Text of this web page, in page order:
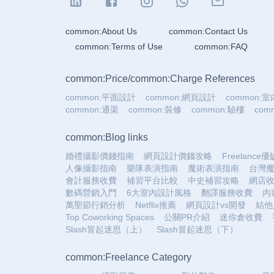
common:About Us
common:Contact Us
common:Terms of Use
common:FAQ
common:Price/common:Charge References
common:平面設計 common:網頁設計
common:室
common:通渠
common:裝修 common:驗樓
common:Blog links
婚禮攝影價錢指南 網頁設計價錢攻略
Freelance優
人像攝影指南
樂隊表演指南 魔術表演指南
台灣
會計服務收費
補習平台比較 中史補習攻略
網店
數碼營銷入門
6大室內設計風格 翻譯服務收費
內
萬聖節行銷分析
Netflix推薦 網頁設計vs開發
結
Top Coworking Spaces
公關PR介紹 迷你倉收費
Slash冒起迷思（上）
Slash冒起迷思（下）
common:Freelance Category